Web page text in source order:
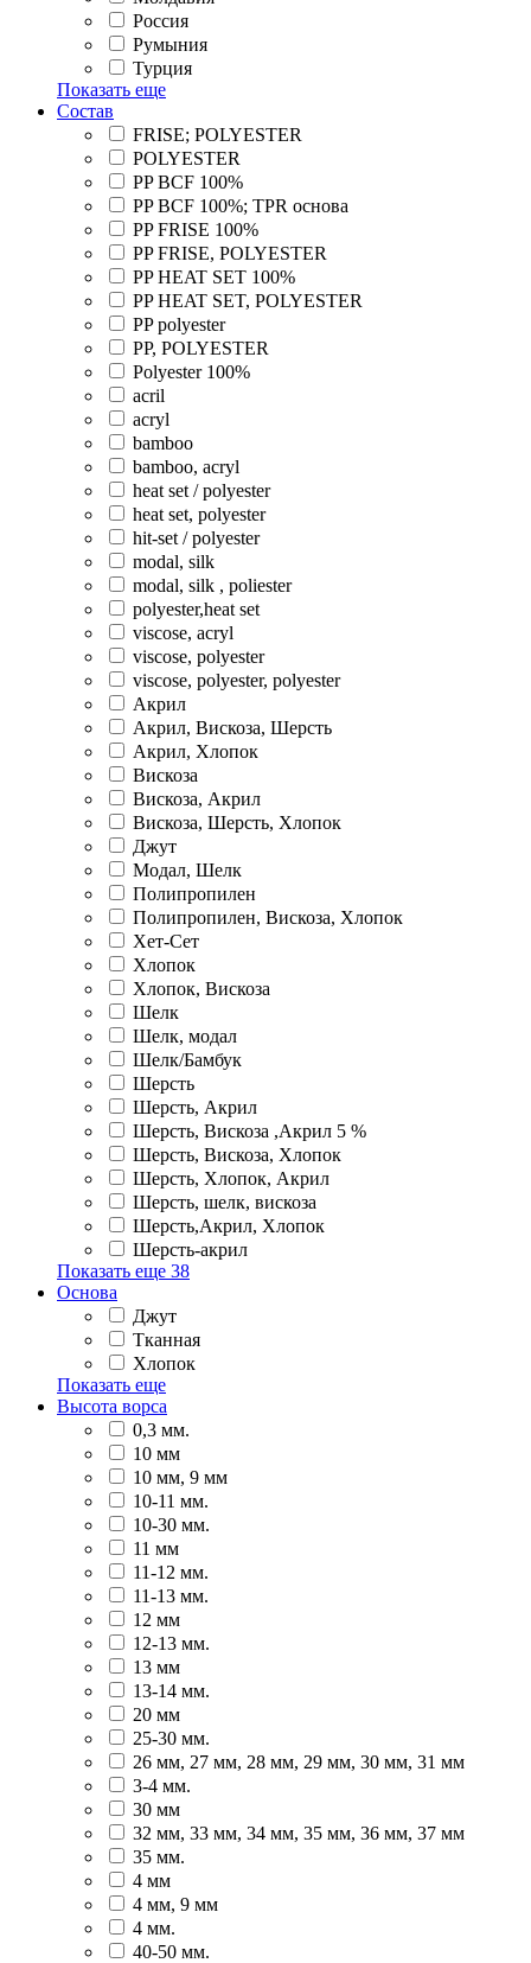
Россия
Румыния
Турция
Показать еще
Состав
FRISE; POLYESTER
POLYESTER
PP BCF 100%
PP BCF 100%; TPR основа
PP FRISE 100%
PP FRISE, POLYESTER
PP HEAT SET 100%
PP HEAT SET, POLYESTER
PP polyester
PP, POLYESTER
Polyester 100%
acril
acryl
bamboo
bamboo, acryl
heat set / polyester
heat set, polyester
hit-set / polyester
modal, silk
modal, silk , poliester
polyester,heat set
viscose, acryl
viscose, polyester
viscose, polyester, polyester
Акрил
Акрил, Вискоза, Шерсть
Акрил, Хлопок
Вискоза
Вискоза, Акрил
Вискоза, Шерсть, Хлопок
Джут
Модал, Шелк
Полипропилен
Полипропилен, Вискоза, Хлопок
Хет-Сет
Хлопок
Хлопок, Вискоза
Шелк
Шелк, модал
Шелк/Бамбук
Шерсть
Шерсть, Акрил
Шерсть, Вискоза ,Акрил 5 %
Шерсть, Вискоза, Хлопок
Шерсть, Хлопок, Акрил
Шерсть, шелк, вискоза
Шерсть,Акрил, Хлопок
Шерсть-акрил
Показать еще 38
Основа
Джут
Тканная
Хлопок
Показать еще
Высота ворса
0,3 мм.
10 мм
10 мм, 9 мм
10-11 мм.
10-30 мм.
11 мм
11-12 мм.
11-13 мм.
12 мм
12-13 мм.
13 мм
13-14 мм.
20 мм
25-30 мм.
26 мм, 27 мм, 28 мм, 29 мм, 30 мм, 31 мм
3-4 мм.
30 мм
32 мм, 33 мм, 34 мм, 35 мм, 36 мм, 37 мм
35 мм.
4 мм
4 мм, 9 мм
4 мм.
40-50 мм.